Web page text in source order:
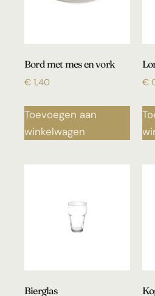
Bord met mes en vork
€ 1,40
Toevoegen aan
winkelwagen
€
Bierglas